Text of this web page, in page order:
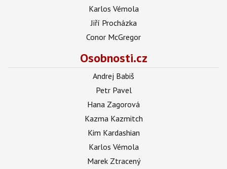
Karlos Vémola
Jiří Procházka
Conor McGregor
Osobnosti.cz
Andrej Babiš
Petr Pavel
Hana Zagorová
Kazma Kazmitch
Kim Kardashian
Karlos Vémola
Marek Ztracený